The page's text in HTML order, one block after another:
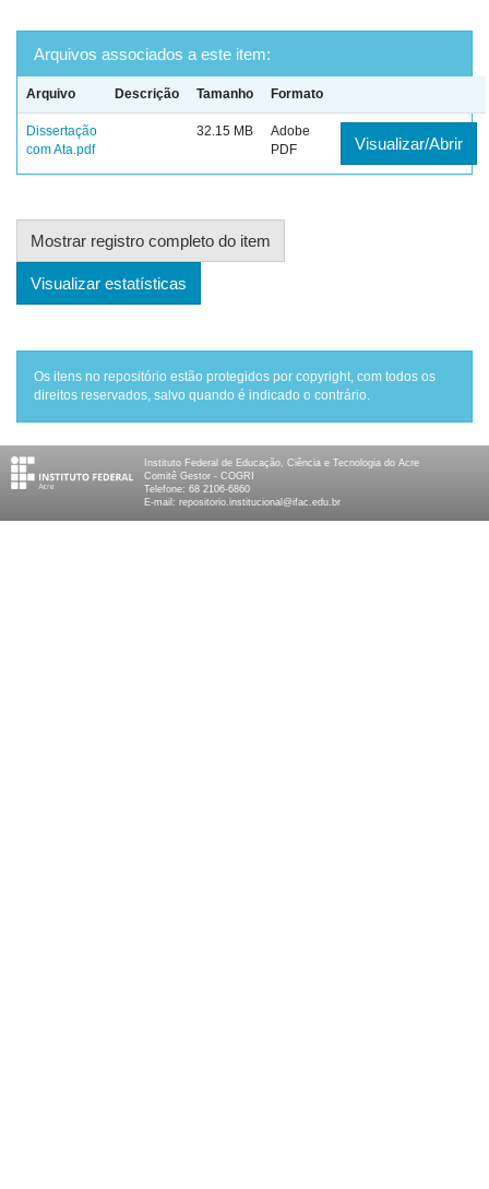
Arquivos associados a este item:
Arquivo Descrição Tamanho Formato
Dissertação
com Ata.pdf
32.15 MB
Adobe
PDF
Visualizar/Abrir
Mostrar registro completo do item
Visualizar estatísticas
Os itens no repositório estão protegidos por copyright, com todos os
direitos reservados, salvo quando é indicado o contrário.
Instituto Federal de Educação, Ciência e Tecnologia do Acre
Comitê Gestor - COGRI
Telefone: 68 2106-6860
E-mail: repositorio.institucional@ifac.edu.br